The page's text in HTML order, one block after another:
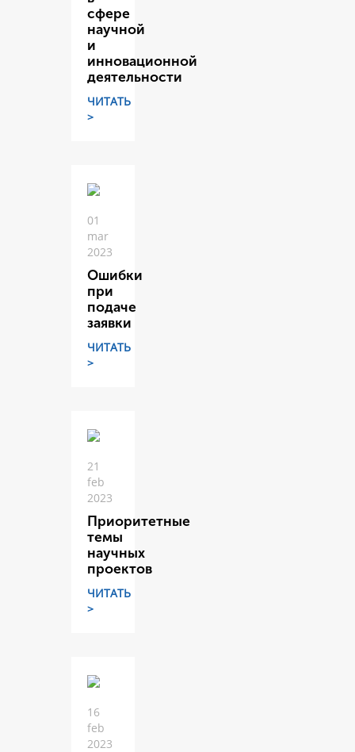
сфере
научной
и
инновационной
деятельности
ЧИТАТЬ
>
01
mar
2023
Ошибки
при
подаче
заявки
ЧИТАТЬ
>
21
feb
2023
Приоритетные
темы
научных
проектов
ЧИТАТЬ
>
16
feb
2023